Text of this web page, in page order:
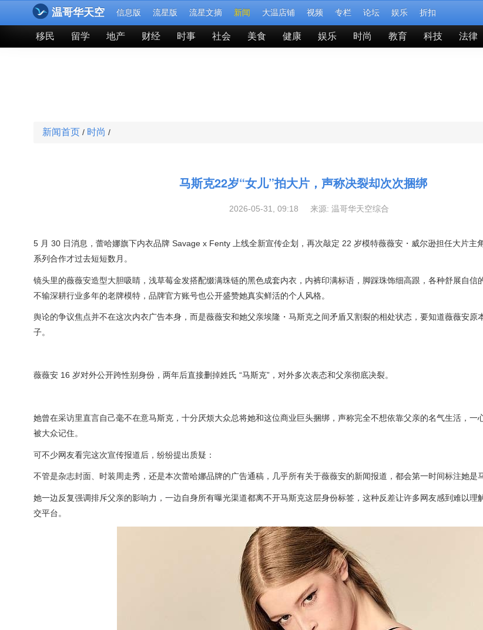
温哥华天空 信息版 流星版 流星文摘 新闻 大温店铺 视频 专栏 论坛 娱乐 折扣
移民 留学 地产 财经 时事 社会 美食 健康 娱乐 时尚 教育 科技 法律
新闻首页 / 时尚 /
马斯克22岁“女儿”拍大片，声称决裂却次次捆绑
2026-05-31, 09:18 来源: 温哥华天空综合
5 月 30 日消息，蕾哈娜旗下内衣品牌 Savage x Fenty 上线全新宣传企划，再次敲定 22 岁模特薇薇安・威尔逊担任大片主
系列合作才过去短短数月。
镜头里的薇薇安造型大胆吸睛，浅草莓金发搭配缀满珠链的黑色成套内衣，内裤印满标语，脚踩珠饰细高跟，各种舒展自信
不输深耕行业多年的老牌模特，品牌官方账号也公开盛赞她真实鲜活的个人风格。
舆论的争议焦点并不在这次内衣广告本身，而是薇薇安和她父亲埃隆・马斯克之间矛盾又割裂的相处状态，要知道薇薇安原
子。
薇薇安 16 岁对外公开跨性别身份，两年后直接删掉姓氏 “马斯克”，对外多次表态和父亲彻底决裂。
她曾在采访里直言自己毫不在意马斯克，十分厌烦大众总将她和这位商业巨头捆绑，声称完全不想依靠父亲的名气生活，一
被大众记住。
可不少网友看完这次宣传报道后，纷纷提出质疑：
不管是杂志封面、时装周走秀，还是本次蕾哈娜品牌的广告通稿，几乎所有关于薇薇安的新闻报道，都会第一时间标注她是
她一边反复强调排斥父亲的影响力，一边自身所有曝光渠道都离不开马斯克这层身份标签，这种反差让许多网友感到难以理
交平台。